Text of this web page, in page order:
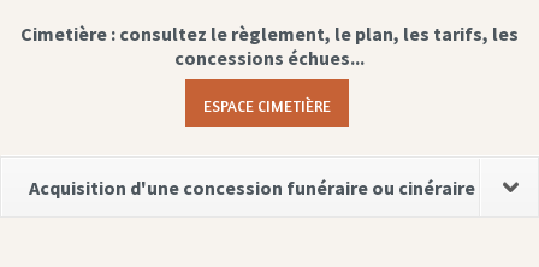
Cimetière : consultez le règlement, le plan, les tarifs, les
concessions échues...
ESPACE CIMETIÈRE
Acquisition d'une concession funéraire ou cinéraire